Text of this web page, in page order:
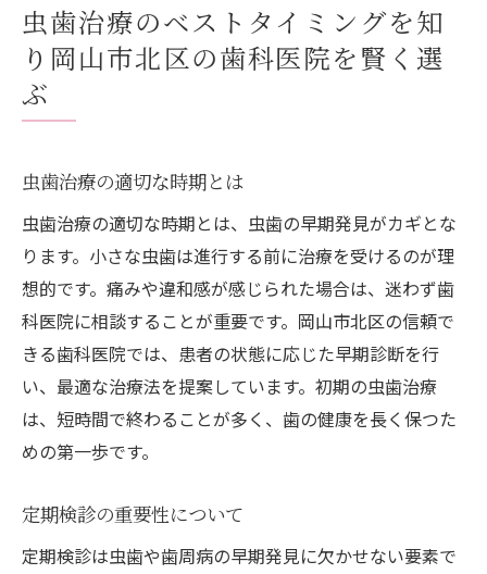
虫歯治療のベストタイミングを知
り岡山市北区の歯科医院を賢く選
ぶ
虫歯治療の適切な時期とは
虫歯治療の適切な時期とは、虫歯の早期発見がカギとな
ります。小さな虫歯は進行する前に治療を受けるのが理
想的です。痛みや違和感が感じられた場合は、迷わず歯
科医院に相談することが重要です。岡山市北区の信頼で
きる歯科医院では、患者の状態に応じた早期診断を行
い、最適な治療法を提案しています。初期の虫歯治療
は、短時間で終わることが多く、歯の健康を長く保つた
めの第一歩です。
定期検診の重要性について
定期検診は虫歯や歯周病の早期発見に欠かせない要素で